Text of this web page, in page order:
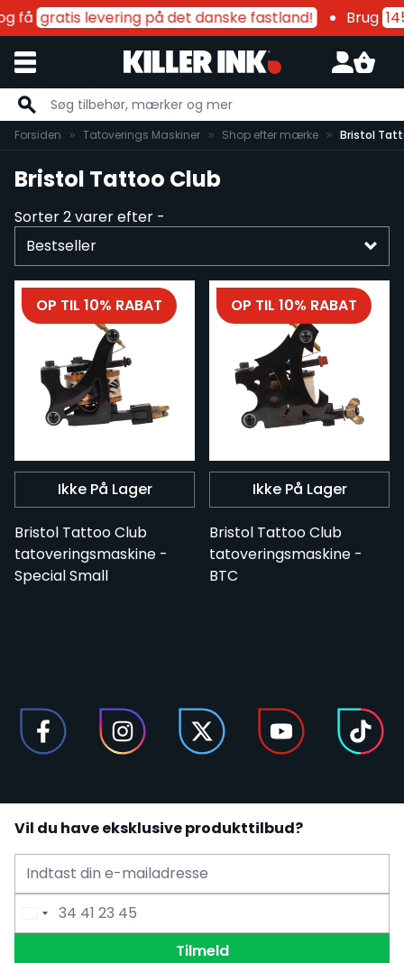
fågratis levering på det danske fastland! Brug
Skip to Content
Forsiden Tatoverings Maskiner Shop efter mærke Bristol
Bristol Tattoo Club
Sorter2varer efter -
Ikke På Lager
Bristol Tattoo Club
tatoveringsmaskine -
Special Small
OP TIL 10% RABAT
Ikke På Lager
Bristol Tattoo Club
tatoveringsmaskine -
BTC
OP TIL 10% RABAT
Vil du have eksklusive produkttilbud?
E-mailadresse
Telefonnummer
Tilmeld